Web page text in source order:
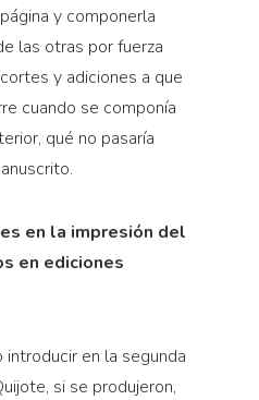
y componerla
las otras por fuerza
y adiciones a que
cuando se componía
qué no pasaría
en la impresión del
en ediciones
en la segunda
si se produjeron,